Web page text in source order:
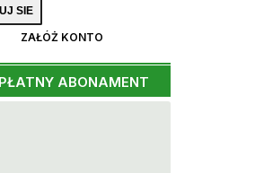
ZAŁÓŻ KONTO
ABONAMENT